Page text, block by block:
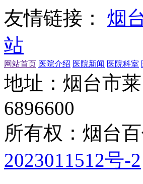
友情链接：
烟
站
网站首页 医院介绍 医院新闻 医院科室
地址：烟台市
6896600
所有权：烟台
2023011512号-2